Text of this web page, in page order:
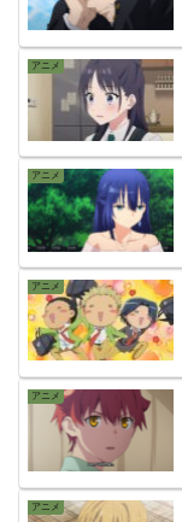
アニメ
アニメ
アニメ
アニメ
アニメ